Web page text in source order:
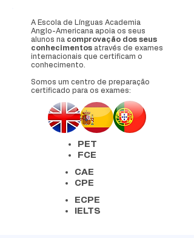
A Escola de Línguas Academia
Anglo-Americana apoia os seus
alunos na comprovação dos seus
conhecimentos através de exames
internacionais que certificam o
conhecimento.
Somos um centro de preparação
certificado para os exames:
PET
FCE
CAE
CPE
ECPE
IELTS